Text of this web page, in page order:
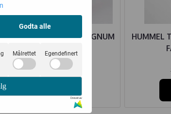
BUKSE AMS SPHAGNUM
449,-
269,-
HUMMEL
Godta alle
Målrettet Egendefinert
Drevet av